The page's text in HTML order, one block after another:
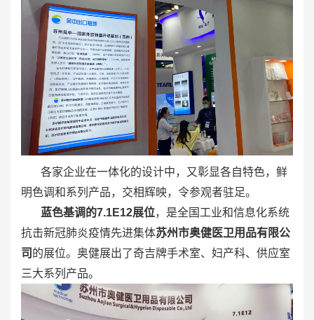
各家企业在一体化的设计中，又彰显各自特色，鲜
明色调和系列产品，交相辉映，令参观者驻足。
蓝色基调的7.1E12展位，是全国工业和信息化系统
抗击新冠肺炎疫情先进集体苏州市奥健医卫用品有限公
司 的展位。奥健展出了奇吉牌手术室、妇产科、供应室
三大系列产品。